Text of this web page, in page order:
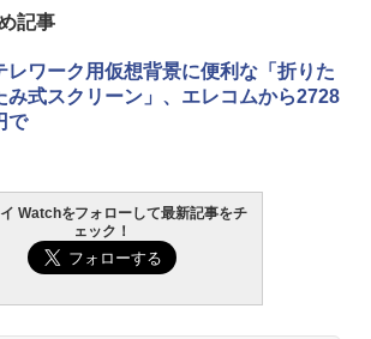
記事
レワーク用仮想背景に便利な「折りた
み式スクリーン」、エレコムから2728
で
Watchをフォローして最新記事をチ
ェック！